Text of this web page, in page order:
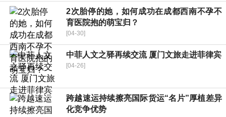
2次胎停的她，如何成功在成都西南不孕不
育医院抱的萌宝归？
[04-30]
中菲人文之驿再续交流 厦门文旅走进菲律宾
[04-26]
跨越速运持续擦亮国际货运“名片”厚植差异
化竞争优势